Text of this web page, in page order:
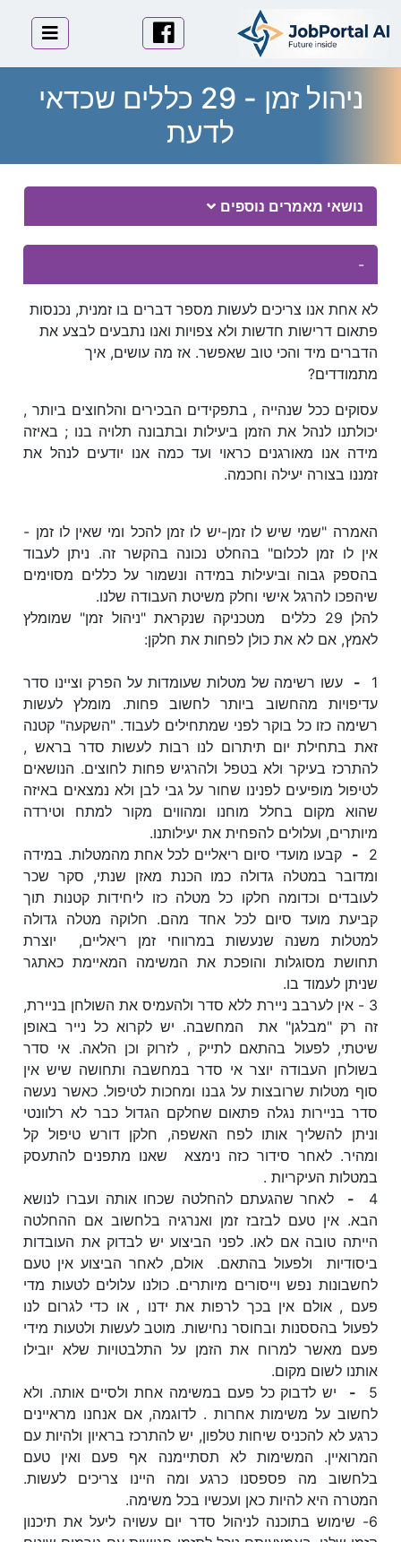
ניהול זמן - 29 כללים שכדאי
לדעת
Essay Body
נושאי מאמרים נוספים
-
לא אחת אנו צריכים לעשות מספר דברים בו זמנית, נכנסות
פתאום דרישות חדשות ולא צפויות ואנו נתבעים לבצע את
הדברים מיד והכי טוב שאפשר. אז מה עושים, איך
מתמודדים?
עסוקים ככל שנהייה , בתפקידים הבכירים והלחוצים ביותר ,
יכולתנו לנהל את הזמן ביעילות ובתבונה תלויה בנו ; באיזה
מידה אנו מאורגנים כראוי ועד כמה אנו יודעים לנהל את
זמננו בצורה יעילה וחכמה.
האמרה "שמי שיש לו זמן-יש לו זמן להכל ומי שאין לו זמן -
אין לו זמן לכלום" בהחלט נכונה בהקשר זה. ניתן לעבוד
בהספק גבוה וביעילות במידה ונשמור על כללים מסוימים
שיהפכו להרגל אישי וחלק משיטת העבודה שלנו.
להלן 29 כללים מטכניקה שנקראת "ניהול זמן" שמומלץ
לאמץ, אם לא את כולן לפחות את חלקן:
1
- עשו רשימה של מטלות שעומדות על הפרק וציינו סדר
עדיפויות מהחשוב ביותר לחשוב פחות. מומלץ לעשות
רשימה כזו כל בוקר לפני שמתחילים לעבוד. "השקעה" קטנה
זאת בתחילת יום תיתרום לנו רבות לעשות סדר בראש ,
להתרכז בעיקר ולא בטפל ולהרגיש פחות לחוצים. הנושאים
לטיפול מופיעים לפנינו שחור על גבי לבן ולא נמצאים באיזה
שהוא מקום בחלל מוחנו ומהווים מקור למתח וטירדה
מיותרים, ועלולים להפחית את יעילותנו.
2
- קבעו מועדי סיום ריאליים לכל אחת מהמטלות. במידה
ומדובר במטלה גדולה כמו הכנת מאזן שנתי, סקר שכר
לעובדים וכדומה חלקו כל מטלה כזו ליחידות קטנות תוך
קביעת מועד סיום לכל אחד מהם. חלוקה מטלה גדולה
למטלות משנה שנעשות במרווחי זמן ריאליים, יוצרת
תחושת מסוגלות והופכת את המשימה המאיימת כאתגר
שניתן לעמוד בו.
3 - אין לערבב ניירת ללא סדר ולהעמיס את השולחן בניירת,
זה רק "מבלגן" את המחשבה. יש לקרוא כל נייר באופן
שיטתי, לפעול בהתאם לתייק , לזרוק וכן הלאה. אי סדר
בשולחן העבודה יוצר אי סדר במחשבה ותחושה שיש אין
סוף מטלות שרובצות על גבנו ומחכות לטיפול. כאשר נעשה
סדר בניירות נגלה פתאום שחלקם הגדול כבר לא רלוונטי
וניתן להשליך אותו לפח האשפה, חלקן דורש טיפול קל
ומהיר. לאחר סידור כזה נימצא שאנו מתפנים להתעסק
במטלות העיקריות .
4
- לאחר שהגעתם להחלטה שכחו אותה ועברו לנושא
הבא. אין טעם לבזבז זמן ואנרגיה בלחשוב אם ההחלטה
הייתה טובה אם לאו. לפני הביצוע יש לבדוק את העובדות
ביסודיות ולפעול בהתאם. אולם, לאחר הביצוע אין טעם
לחשבונות נפש וייסורים מיותרים. כולנו עלולים לטעות מדי
פעם , אולם אין בכך לרפות את ידנו , או כדי לגרום לנו
לפעול בהססנות ובחוסר נחישות. מוטב לעשות ולטעות מידי
פעם מאשר למרוח את הזמן על התלבטויות שלא יובילו
אותנו לשום מקום.
5
- יש לדבוק כל פעם במשימה אחת ולסיים אותה. ולא
לחשוב על משימות אחרות . לדוגמה, אם אנחנו מראיינים
כרגע לא להכניס שיחות טלפון, יש להתרכז בראיון ולהיות עם
המרואיין. המשימות לא תסתיימנה אף פעם ואין טעם
בלחשוב מה פספסנו כרגע ומה היינו צריכים לעשות.
המטרה היא להיות כאן ועכשיו בכל משימה.
6- שימוש בתוכנה לניהול סדר יום עשויה ליעל את תיכנון